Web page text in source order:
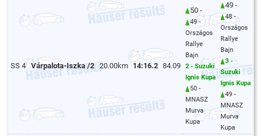
SS 4 Várpalota-Iszka /2 20.00km 14:16.2 84.09
50 -
49 -
Országos
Rallye
Bajn
2 - Suzuki
Ignis Kupa
50 -
MNASZ
Murva
Kupa
49 -
48 -
Országos
Rallye
Bajn
3 -
Suzuki
Ignis Kupa
49 -
MNASZ
Murva
Kupa